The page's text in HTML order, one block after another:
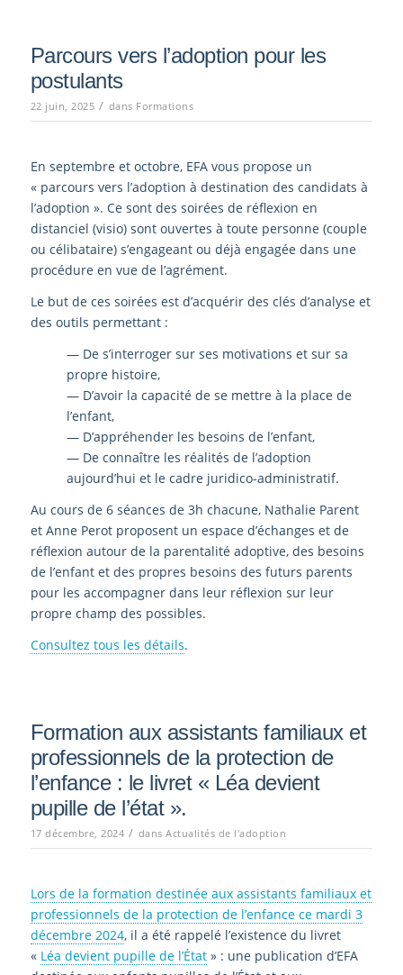
Parcours vers l’adoption pour les
postulants
22 juin, 2025 / dans Formations
En septembre et octobre, EFA vous propose un
« parcours vers l’adoption à destination des candidats à
l’adoption ». Ce sont des soirées de réflexion en
distanciel (visio) sont ouvertes à toute personne (couple
ou célibataire) s’engageant ou déjà engagée dans une
procédure en vue de l’agrément.
Le but de ces soirées est d’acquérir des clés d’analyse et
des outils permettant :
— De s’interroger sur ses motivations et sur sa
propre histoire,
— D’avoir la capacité de se mettre à la place de
l’enfant,
— D’appréhender les besoins de l’enfant,
— De connaître les réalités de l’adoption
aujourd’hui et le cadre juridico-administratif.
Au cours de 6 séances de 3h chacune, Nathalie Parent
et Anne Perot proposent un espace d’échanges et de
réflexion autour de la parentalité adoptive, des besoins
de l’enfant et des propres besoins des futurs parents
pour les accompagner dans leur réflexion sur leur
propre champ des possibles.
Consultez tous les détails.
Formation aux assistants familiaux et
professionnels de la protection de
l’enfance : le livret « Léa devient
pupille de l’état ».
17 décembre, 2024 / dansActualités de l'adoption
Lors de la formation destinée aux assistants familiaux et
professionnels de la protection de l’enfance ce mardi 3
décembre 2024, il a été rappelé l’existence du livret
« Léa devient pupille de l’État» : une publication d’EFA